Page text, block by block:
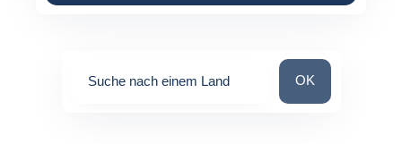
Suche nach einem Land Suche nach
OK